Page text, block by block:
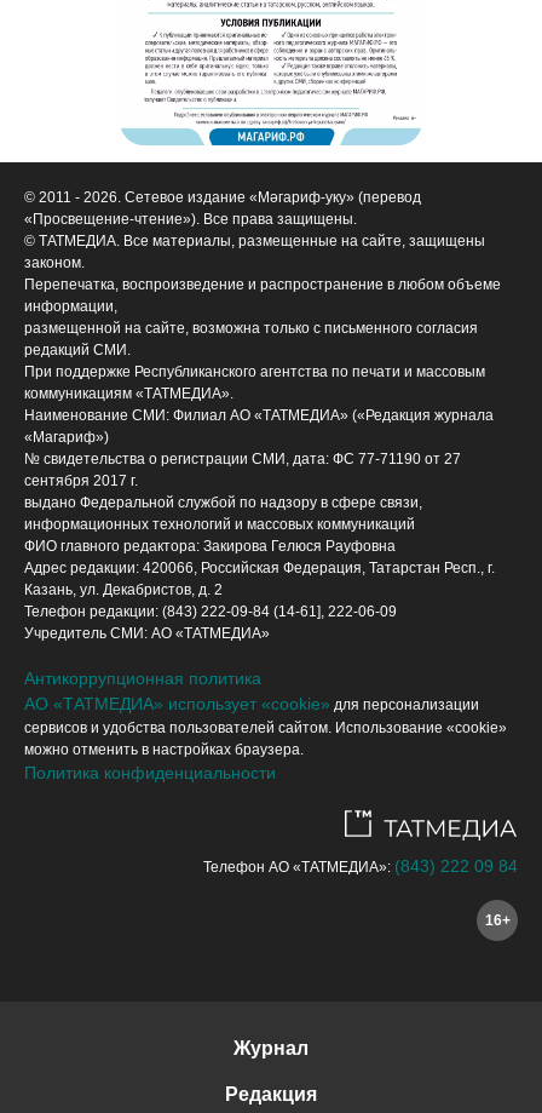
© 2011 - 2026. Сетевое издание «Мәгариф-уку» (перевод
«Просвещение-чтение»). Все права защищены.
© ТАТМЕДИА. Все материалы, размещенные на сайте, защищены
законом.
Перепечатка, воспроизведение и распространение в любом объеме
информации,
размещенной на сайте, возможна только с письменного согласия
редакций СМИ.
При поддержке Республиканского агентства по печати и массовым
коммуникациям «ТАТМЕДИА».
Наименование СМИ: Филиал АО «ТАТМЕДИА» («Редакция журнала
«Магариф»)
№ свидетельства о регистрации СМИ, дата: ФС 77-71190 от 27
сентября 2017 г.
выдано Федеральной службой по надзору в сфере связи,
информационных технологий и массовых коммуникаций
ФИО главного редактора: Закирова Гелюся Рауфовна
Адрес редакции: 420066, Российская Федерация, Татарстан Респ., г.
Казань, ул. Декабристов, д. 2
Телефон редакции: (843) 222-09-84 (14-61], 222-06-09
Учредитель СМИ: АО «ТАТМЕДИА»
Антикоррупционная политика
АО «ТАТМЕДИА» использует «cookie» для персонализации
сервисов и удобства пользователей сайтом. Использование «cookie»
можно отменить в настройках браузера.
Политика конфиденциальности
Телефон АО «ТАТМЕДИА»: (843) 222 09 84
16+
Журнал
Редакция